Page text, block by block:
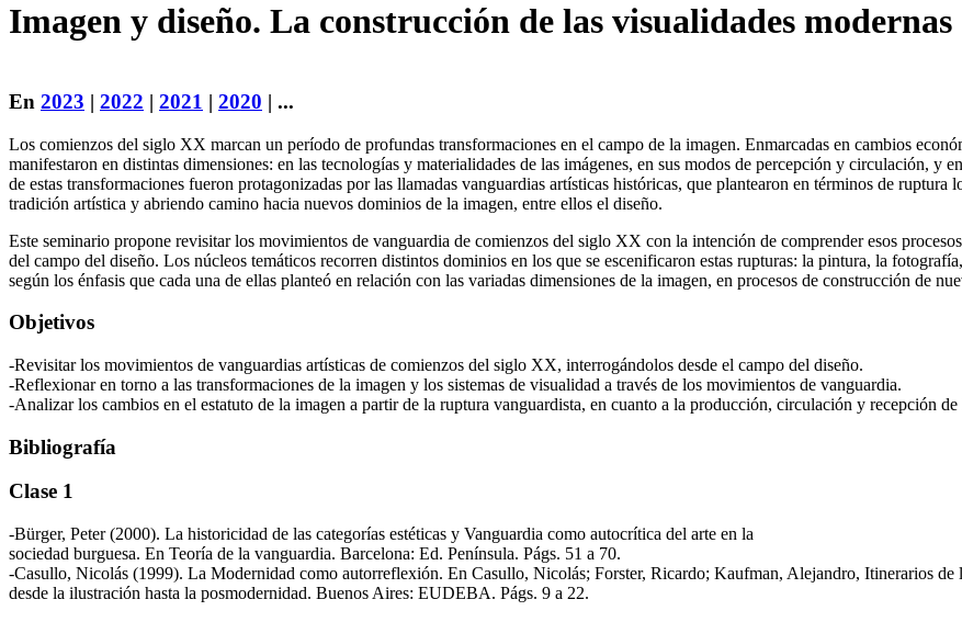
Imagen y diseño. La construcción de las visualidades modernas
En 2023 | 2022 | 2021 | 2020 | ...
Los comienzos del siglo XX marcan un período de profundas transformaciones en el campo de la imagen. Enmarcadas en cambios
manifestaron en distintas dimensiones: en las tecnologías y materialidades de las imágenes, en sus modos de percepción y circulación, y
de estas transformaciones fueron protagonizadas por las llamadas vanguardias artísticas históricas, que plantearon en términos de ruptura
tradición artística y abriendo camino hacia nuevos dominios de la imagen, entre ellos el diseño.
Este seminario propone revisitar los movimientos de vanguardia de comienzos del siglo XX con la intención de comprender esos
del campo del diseño. Los núcleos temáticos recorren distintos dominios en los que se escenificaron estas rupturas: la pintura, la
según los énfasis que cada una de ellas planteó en relación con las variadas dimensiones de la imagen, en procesos de construcción de
Objetivos
-Revisitar los movimientos de vanguardias artísticas de comienzos del siglo XX, interrogándolos desde el campo del diseño.
-Reflexionar en torno a las transformaciones de la imagen y los sistemas de visualidad a través de los movimientos de vanguardia.
-Analizar los cambios en el estatuto de la imagen a partir de la ruptura vanguardista, en cuanto a la producción, circulación y recepción de
Bibliografía
Clase 1
-Bürger, Peter (2000). La historicidad de las categorías estéticas y Vanguardia como autocrítica del arte en la
sociedad burguesa. En Teoría de la vanguardia. Barcelona: Ed. Península. Págs. 51 a 70.
-Casullo, Nicolás (1999). La Modernidad como autorreflexión. En Casullo, Nicolás; Forster, Ricardo; Kaufman, Alejandro, Itinerarios de
desde la ilustración hasta la posmodernidad. Buenos Aires: EUDEBA. Págs. 9 a 22.